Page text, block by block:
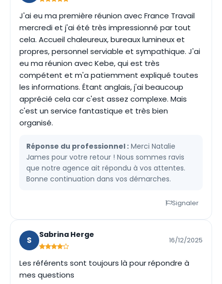
J'ai eu ma première réunion avec France Travail
mercredi et j'ai été très impressionné par tout
cela. Accueil chaleureux, bureaux lumineux et
propres, personnel serviable et sympathique. J'ai
eu ma réunion avec Kebe, qui est très
compétent et m'a patiemment expliqué toutes
les informations. Étant anglais, j'ai beaucoup
apprécié cela car c'est assez complexe. Mais
c'est un service fantastique et très bien
organisé.
Réponse du professionnel : Merci Natalie
James pour votre retour ! Nous sommes ravis
que notre agence ait répondu à vos attentes.
Bonne continuation dans vos démarches.
Signaler
S
Sabrina Herge
16/12/2025
Les référents sont toujours là pour répondre à
mes questions